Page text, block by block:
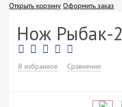
Открыть корзину Оформить заказ
Нож Рыбак-2
В избранное Сравнение